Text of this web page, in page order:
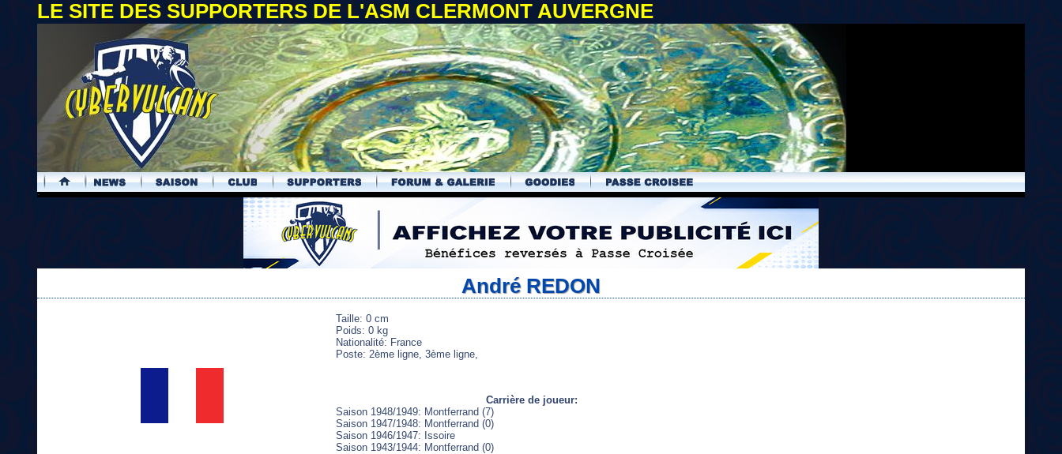
LE SITE DES SUPPORTERS DE L'ASM CLERMONT AUVERGNE
.
André REDON
Taille: 0 cm
Poids: 0 kg
Nationalité: France
Poste: 2ème ligne, 3ème ligne,
Carrière de joueur:
Saison 1948/1949: Montferrand (7)
Saison 1947/1948: Montferrand (0)
Saison 1946/1947: Issoire
Saison 1943/1944: Montferrand (0)